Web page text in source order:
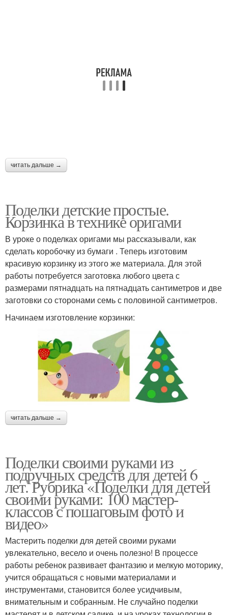
читать дальше →
Поделки детские простые.
Корзинка в технике оригами
В уроке о поделках оригами мы рассказывали, как
сделать коробочку из бумаги . Теперь изготовим
красивую корзинку из этого же материала. Для этой
работы потребуется заготовка любого цвета с
размерами пятнадцать на пятнадцать сантиметров и две
заготовки со сторонами семь с половиной сантиметров.
Начинаем изготовление корзинки:
читать дальше →
Поделки своими руками из
подручных средств для детей 6
лет. Рубрика «Поделки для детей
своими руками: 100 мастер-
классов с пошаговым фото и
видео»
Мастерить поделки для детей своими руками
увлекательно, весело и очень полезно! В процессе
работы ребенок развивает фантазию и мелкую моторику,
учится обращаться с новыми материалами и
инструментами, становится более усидчивым,
внимательным и собранным. Не случайно поделки